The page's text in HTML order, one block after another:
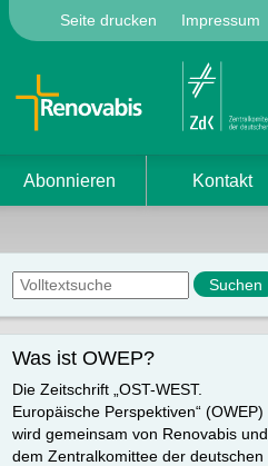
Seite drucken Impressum
Abonnieren Kontakt
Suchformular Suche
Was ist OWEP?
Die Zeitschrift „OST-WEST.
Europäische Perspektiven“ (OWEP)
wird gemeinsam von Renovabis und
dem Zentralkomittee der deutschen